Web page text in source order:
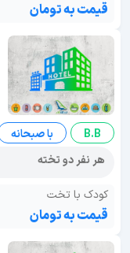
قیمت به تومان
B.B
با صبحانه
هر نفر دو تخته
کودک با تخت
قیمت به تومان